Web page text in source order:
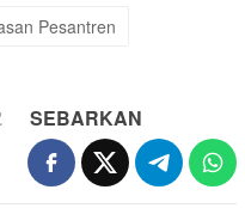
Pesantren
SEBARKAN